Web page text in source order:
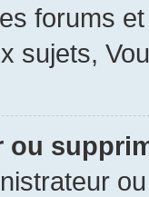
forums
sujets,